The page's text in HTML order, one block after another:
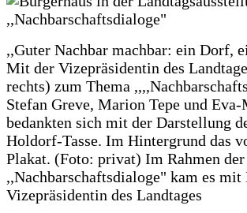
,,Guter Nachbar machbar: ein Dorf,
Mit der Vizepräsidentin des
rechts) zum Thema
Stefan Greve, Marion Tepe und
bedankten sich mit der Darstellung
Holdorf-Tasse. Im Hintergrund das
Plakat. (Foto: privat) Im Rahmen
,,Nachbarschaftsdialoge" kam es mit
Vizepräsidentin des Landtages